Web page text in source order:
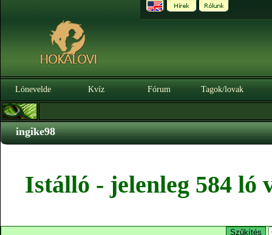
Lónevelde Kvíz Fórum Tagok/lovak
ingike98
Istálló - jelenleg 584 ló